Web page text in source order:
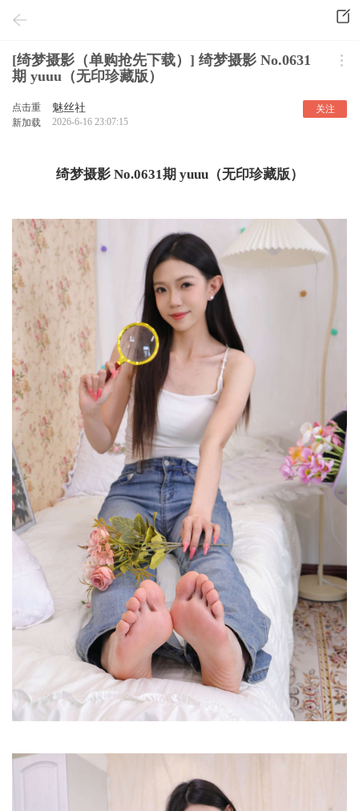
[绮梦摄影（单购抢先下载）] 绮梦摄影 No.0631
期 yuuu（无印珍藏版）
点击重
新加载
魅丝社
2026-6-16 23:07:15
关注
绮梦摄影 No.0631期 yuuu（无印珍藏版）